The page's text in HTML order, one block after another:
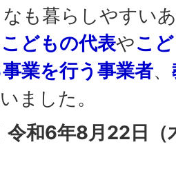
も暮らしやすい
こどもの代表やこ
業を行う事業者、
ました。
令和6年8月22日（